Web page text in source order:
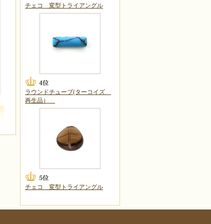
チェコ 変型トライアングル
ラウンドチューブ(ターコイズ
再生品）
チェコ 変型トライアングル